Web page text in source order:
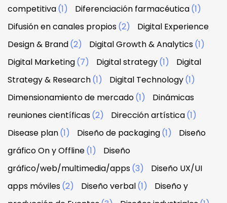
competitiva(1) Diferenciación farmacéutica(1)
Difusión en canales propios(2)
Digital Experience
Design & Brand(2) Digital Growth & Analytics(1)
Digital Marketing(7) Digital strategy(1)
Digital
Strategy & Research(1) Digital Technology(1)
Dimensionamiento de mercado(1)
Dinámicas
reuniones científicas(2) Dirección artística(1)
Disease plan(1) Diseño de packaging(1)
Diseño
gráfico On y Offline(1)
Diseño
gráfico/web/multimedia/apps(3)
Diseño UX/UI
apps móviles(2) Diseño verbal(1)
Diseño y